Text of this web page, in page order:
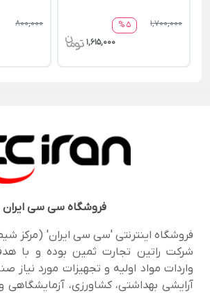
5 %
1,700,000
1,615,000
800,000
فروشگاهسی سی ایران
فروشگاه اینترنتی 'سی سی ایران' (مرکز
شرکت راتین تجارت ثمین بوده و با
واردات مواد اولیه و تجهیزات مورد نیاز
آرایشی بهداشتی، کشاورزی،